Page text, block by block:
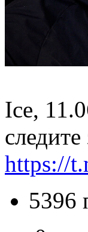
Ice,
https://
5396